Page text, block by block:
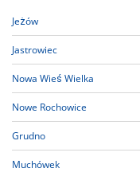
Jeżów
Jastrowiec
Nowa Wieś Wielka
Nowe Rochowice
Grudno
Muchówek